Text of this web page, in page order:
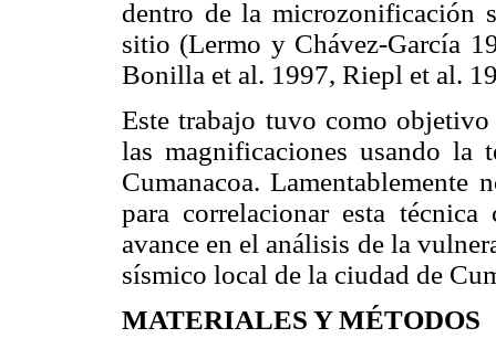
dentro de la microzonificación
sitio (Lermo y Chávez-García
Bonilla et al. 1997, Riepl et al.
Este trabajo tuvo como
las magnificaciones usando la
Cumanacoa. Lamentablemente
para correlacionar esta
avance en el análisis de la
sísmico local de la ciudad de
MATERIALES Y MÉTODOS